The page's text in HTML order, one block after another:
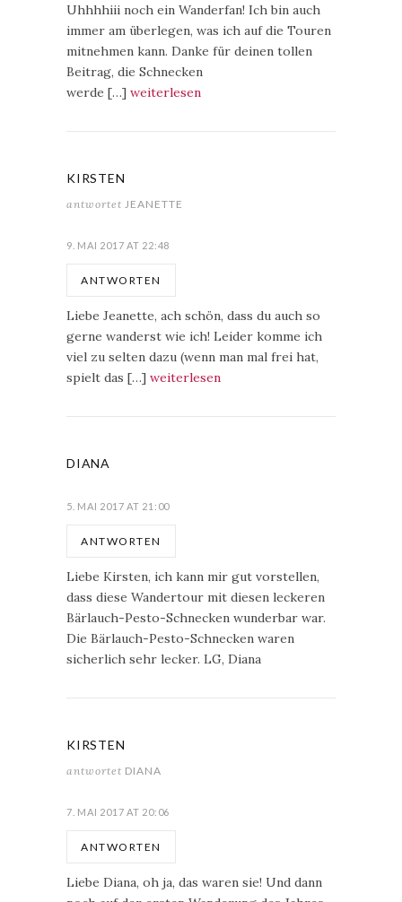
Uhhhhiii noch ein Wanderfan! Ich bin auch
immer am überlegen, was ich auf die Touren
mitnehmen kann. Danke für deinen tollen
Beitrag, die Schnecken
werde […] weiterlesen
KIRSTEN
antwortet JEANETTE
9. MAI 2017 AT 22:48
ANTWORTEN
Liebe Jeanette, ach schön, dass du auch so
gerne wanderst wie ich! Leider komme ich
viel zu selten dazu (wenn man mal frei hat,
spielt das […] weiterlesen
DIANA
5. MAI 2017 AT 21:00
ANTWORTEN
Liebe Kirsten, ich kann mir gut vorstellen,
dass diese Wandertour mit diesen leckeren
Bärlauch-Pesto-Schnecken wunderbar war.
Die Bärlauch-Pesto-Schnecken waren
sicherlich sehr lecker. LG, Diana
KIRSTEN
antwortet DIANA
7. MAI 2017 AT 20:06
ANTWORTEN
Liebe Diana, oh ja, das waren sie! Und dann